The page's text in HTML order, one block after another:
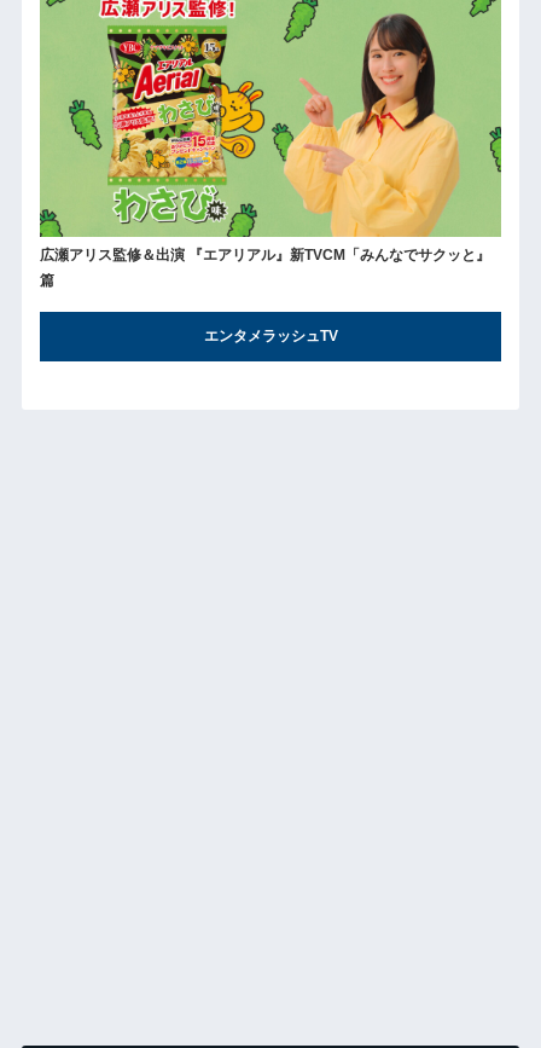
広瀬アリス監修＆出演 『エアリアル』新TVCM「みんなでサクッと』
篇
エンタメラッシュTV